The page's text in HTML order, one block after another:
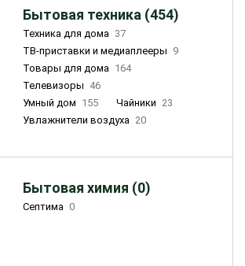
Бытовая техника (454)
Техника для дома 37
ТВ-приставки и медиаплееры 9
Товары для дома 164
Телевизоры 46
Умный дом 155 Чайники 23
Увлажнители воздуха 20
Бытовая химия (0)
Септима 0